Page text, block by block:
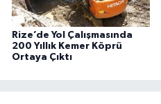
Rize’de Yol Çalışmasında
200 Yıllık Kemer Köprü
Ortaya Çıktı